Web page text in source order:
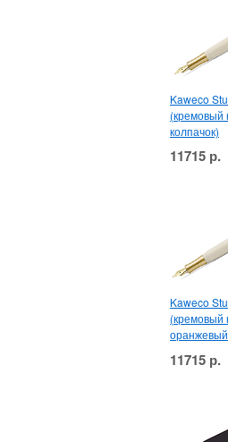
Kaweco
(кремовый
колпачок)
11715 р.
Kaweco
(кремовый
оранжевый
11715 р.